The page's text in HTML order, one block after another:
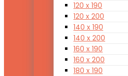
120 x 190
120 x 200
140 x 190
140 x 200
160 x 190
160 x 200
180 x 190